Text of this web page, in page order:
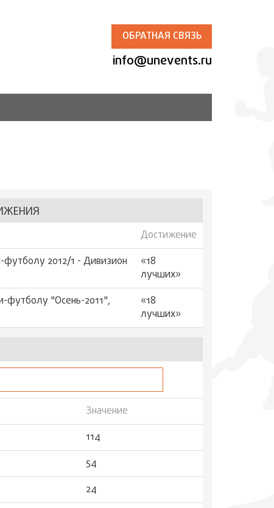
ОБРАТНАЯ СВЯЗЬ
info@unevents.ru
Достижение
2012/1 - Дивизион
«18
лучших»
футболу "Осень-2011",
«18
лучших»
Значение
114
54
24